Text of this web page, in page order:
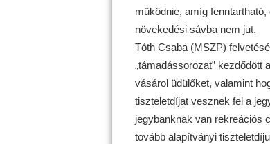
működnie, amíg
növekedési sávba nem jut.
Tóth Csaba (MSZP)
„támadássorozat” kezdődött
vásárol üdülőket, valamint
tiszteletdíjat vesznek fel a
jegybanknak van rekreációs
tovább alapítványi